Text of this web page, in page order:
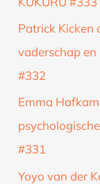
Patrick Kicken
vaderschap en
#332
Emma
#331
Yoyo van der